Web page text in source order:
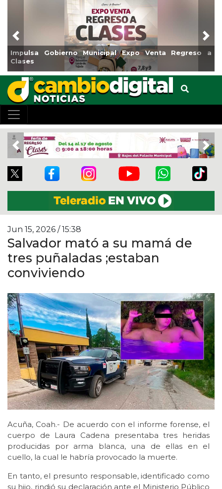
Impulsa Gobierno Municipal Expo Venta Regreso a
Clases
Previous
Previous
Jun 15, 2026 / 15:38
Salvador mató a su mamá de
tres puñaladas ;estaban
conviviendo
Acuña, Coah.- De acuerdo con el informe forense, el
cuerpo de Laura Cadena presentaba tres heridas
producidas por arma blanca, una de ellas en el
cuello, la cual le habría provocado la muerte.
En tanto, el presunto responsable, identificado como
su hijo, rindió su declaración ante el Ministerio Público